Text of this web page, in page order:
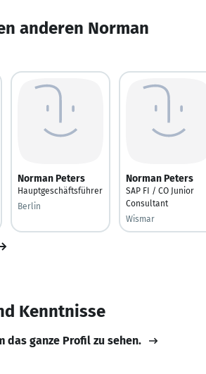
anderen Norman
Norman Peters
Hauptgeschäftsführer
Berlin
Norman Peters
SAP FI / CO Junior
Consultant
Wismar
Kenntnisse
das ganze Profil zu sehen.